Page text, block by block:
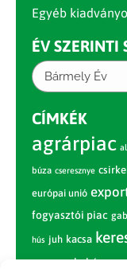
Egyéb
ÉV SZERINTI
Bármely Év
CÍMKÉK
agrárpiac
búza cseresznye
európai unió
fogyasztói piac
hús juh kacsa
körte marhahús